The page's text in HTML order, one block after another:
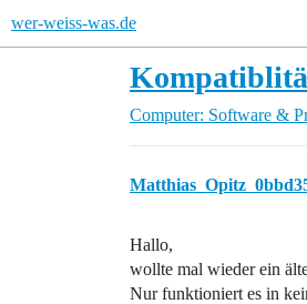
wer-weiss-was.de
Computer: Software &
Hallo,
wollte mal wieder ein
Nur funktioniert es in